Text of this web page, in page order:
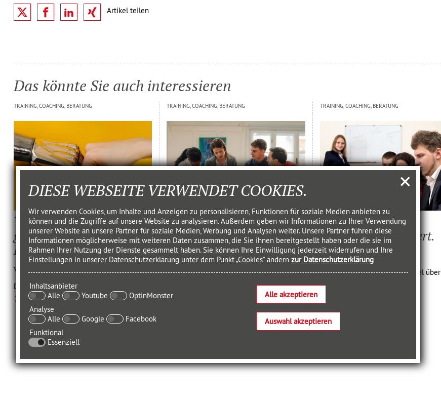
Das könnte Sie auch interessieren
Wie Mensch und KI
gemeinsam bessere
Konzepte entwi­ckeln
von Katja Ischebeck
TRAINING, COACHING, BERATUNG
Der Mensch konzipiert. Die KI produziert.
Wie konzeptfit ist Ihr
Team?
von Katja Ischebeck
TRAINING, COACHING, BERATUNG
Eine Standortbestimmung – und der
Einstieg in gezielte Entwicklung
Fachlich exzellent.
Trotzdem geschei­tert.
von Katja Ischebeck
TRAINING, COACHING, BERATUNG
Warum der Perspektivenwechsel über
Wirkung entscheidet
DIESE WEBSEITE VERWENDET COOKIES.
Wir verwenden Cookies, um Inhalte und Anzeigen zu personalisieren, Funktionen für soziale Medien anbieten zu
können und die Zugriffe auf unsere Website zu analysieren. Außerdem geben wir Informationen zu Ihrer Verwendung
unserer Website an unsere Partner für soziale Medien, Werbung und Analysen weiter. Unsere Partner führen diese
Informationen möglicherweise mit weiteren Daten zusammen, die Sie ihnen bereitgestellt haben oder die sie im
Rahmen Ihrer Nutzung der Dienste gesammelt haben. Sie können Ihre Einwilligung jederzeit widerrufen und Ihre
Einstellungen in unserer Datenschutzerklärung unter dem Punkt „Cookies“ ändern zur Datenschutzerklärung
Inhaltsanbieter
Alle
Youtube
OptinMonster
Analyse
Alle
Google
Facebook
Funktional
Essenziell
Alle akzeptieren
Auswahl akzeptieren